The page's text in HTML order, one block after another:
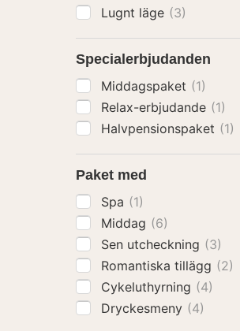
Lugnt läge (3)
Specialerbjudanden
Middagspaket (1)
Relax-erbjudande (1)
Halvpensionspaket (1)
Paket med
Spa (1)
Middag (6)
Sen utcheckning (3)
Romantiska tillägg (2)
Cykeluthyrning (4)
Dryckesmeny (4)